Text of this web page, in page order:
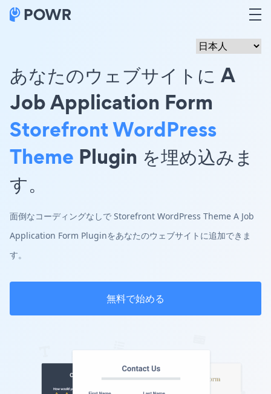
あなたのウェブサイトに A
Job Application Form
Storefront WordPress
Theme Plugin を埋め込みま
す。
面倒なコーディングなしで Storefront WordPress Theme A Job
Application Form Pluginをあなたのウェブサイトに追加できま
す。
無料で始める